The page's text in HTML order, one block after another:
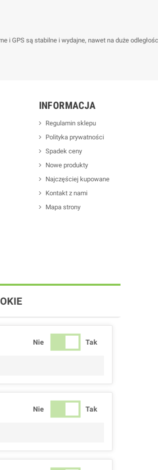
i GPS są stabilne i wydajne, nawet na duże
INFORMACJA
Regulamin sklepu
Polityka prywatności
Spadek ceny
Nowe produkty
Najczęściej kupowane
Kontakt z nami
Mapa strony
Nie Tak
Nie Tak